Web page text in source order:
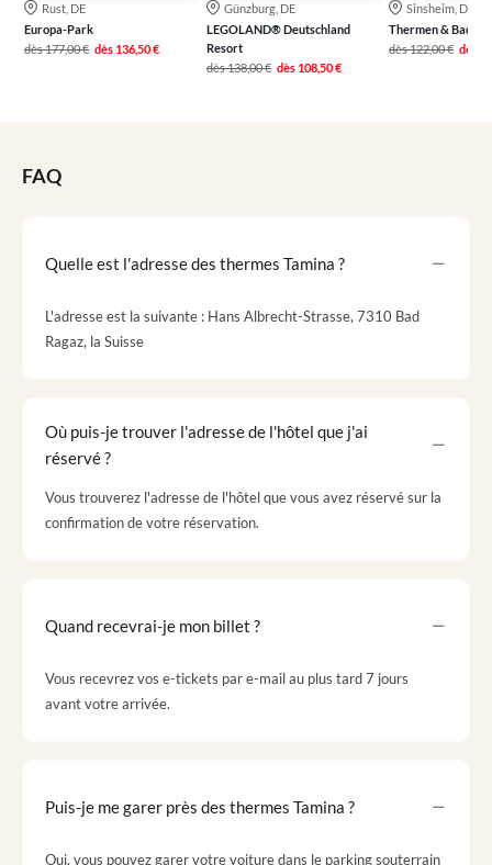
Rust, DE
Europa-Park
dès177,00 € dès 136,50 €
Günzburg, DE
LEGOLAND® Deutschland
Resort
dès138,00 € dès 108,50 €
Sinsheim, DE
Thermen &
dès122,00 € dès
FAQ
Quelle est l'adresse des thermes Tamina ?
L'adresse est la suivante : Hans Albrecht-Strasse, 7310 Bad
Ragaz, la Suisse
Où puis-je trouver l'adresse de l'hôtel que j'ai
réservé ?
Vous trouverez l'adresse de l'hôtel que vous avez réservé sur la
confirmation de votre réservation.
Quand recevrai-je mon billet ?
Vous recevrez vos e-tickets par e-mail au plus tard 7 jours
avant votre arrivée.
Puis-je me garer près des thermes Tamina ?
Oui, vous pouvez garer votre voiture dans le parking souterrain